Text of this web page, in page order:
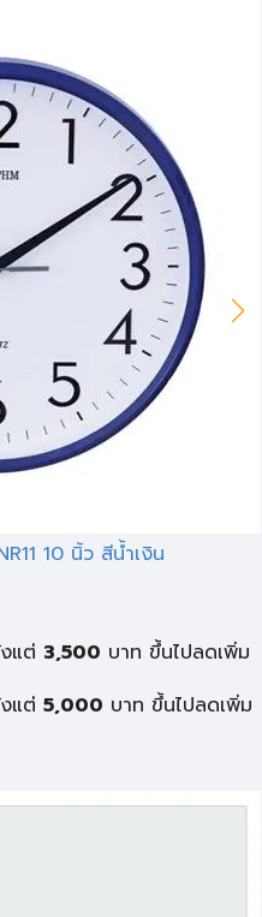
10 นิ้ว สีน้ำเงิน
แต่ 3,500 บาท ขึ้นไปลดเพิ่ม
แต่ 5,000 บาท ขึ้นไปลดเพิ่ม